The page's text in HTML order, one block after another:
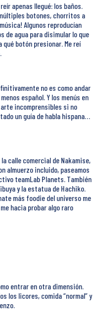
apenas llegué: los baños.
botones, chorritos a
Algunos reproducían
de agua para disimular lo que
qué botón presionar. Me reí
no es como andar
español. Y los menús en
incomprensibles si no
un guía de habla hispana…
calle comercial de Nakamise,
almuerzo incluido, paseamos
teamLab Planets. También
y la estatua de Hachiko.
más foodie del universo me
hacia probar algo raro
entrar en otra dimensión.
los licores, comida “normal” y